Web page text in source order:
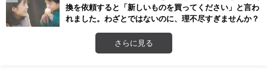
換を依頼すると「新しいものを買ってください」と言わ
れました。わざとではないのに、理不尽すぎませんか？
さらに見る